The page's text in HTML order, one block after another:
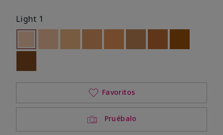
Light 1
seleccionado
Out of stock
Pruébalo
Favoritos